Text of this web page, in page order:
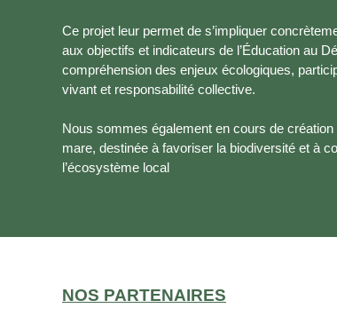
Ce projet leur permet de s’impliquer
aux objectifs et indicateurs de l’Éducation au
compréhension des enjeux écologiques,
vivant et responsabilité collective.
Nous sommes également en cours de création
mare, destinée à favoriser la biodiversité et à
l’écosystème local
NOS PARTENAIRES